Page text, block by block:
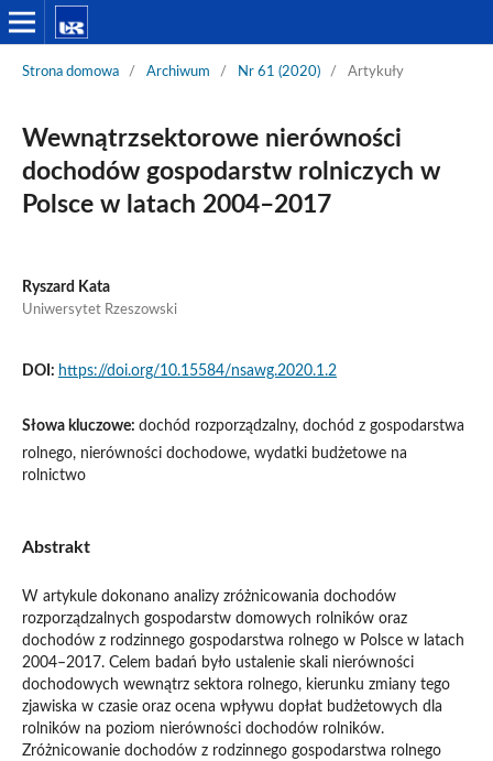
Strona domowa / Archiwum / Nr 61 (2020) / Artykuły
Wewnątrzsektorowe nierówności
dochodów gospodarstw rolniczych w
Polsce w latach 2004–2017
Ryszard Kata
Uniwersytet Rzeszowski
DOI: https://doi.org/10.15584/nsawg.2020.1.2
Słowa kluczowe: dochód rozporządzalny, dochód z gospodarstwa
rolnego, nierówności dochodowe, wydatki budżetowe na
rolnictwo
Abstrakt
W artykule dokonano analizy zróżnicowania dochodów
rozporządzalnych gospodarstw domowych rolników oraz
dochodów z rodzinnego gospodarstwa rolnego w Polsce w latach
2004–2017. Celem badań było ustalenie skali nierówności
dochodowych wewnątrz sektora rolnego, kierunku zmiany tego
zjawiska w czasie oraz ocena wpływu dopłat budżetowych dla
rolników na poziom nierówności dochodów rolników.
Zróżnicowanie dochodów z rodzinnego gospodarstwa rolnego